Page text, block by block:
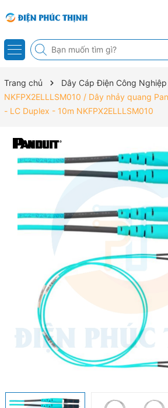
Trang chủ
Dây Cáp Điện Công Nghiệp
NKFPX2ELLLSM010 / Dây nhảy quang
- LC Duplex - 10m NKFPX2ELLLSM010